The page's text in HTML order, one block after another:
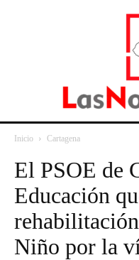
Inicio Cartagena
El PSOE de
Educación
Niño por la